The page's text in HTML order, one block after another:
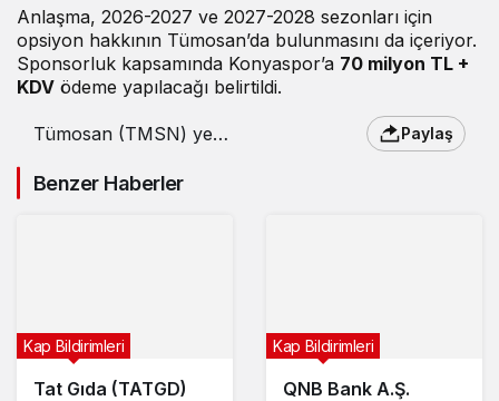
Anlaşma, 2026-2027 ve 2027-2028 sezonları için
opsiyon hakkının Tümosan’da bulunmasını da içeriyor.
Sponsorluk kapsamında Konyaspor’a 70 milyon TL +
KDV ödeme yapılacağı belirtildi.
Tümosan (TMSN) yeni
imzaladı
Paylaş
Benzer Haberler
Tat Gıda (TATGD)
Kap Bildirimleri
QNB Bank A.Ş.
Kap Bildirimleri